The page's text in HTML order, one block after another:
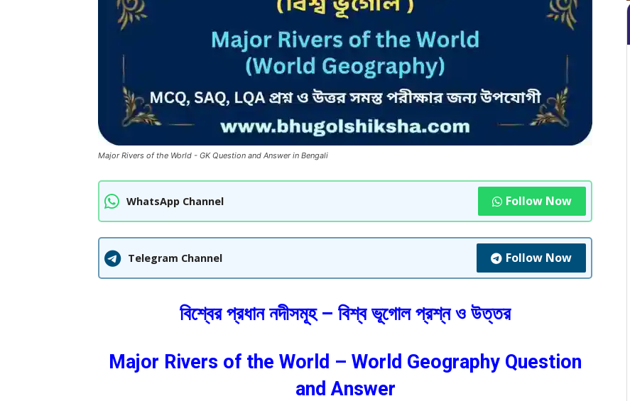
Major Rivers of the World - GK Question and Answer in Bengali
WhatsApp Channel Follow Now
Telegram Channel Follow Now
বিশ্বের প্রধান নদীসমূহ – বিশ্ব ভূগোল প্রশ্ন ও উত্তর
Major Rivers of the World – World Geography Question
and Answer